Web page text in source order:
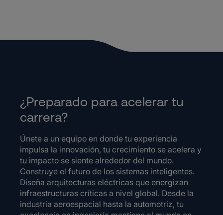
¿Preparado para acelerar tu
carrera?
Únete a un equipo en donde tu experiencia
impulsa la innovación, tu crecimiento se acelera y
tu impacto se siente alrededor del mundo.
Construye el futuro de los sistemas inteligentes.
Diseña arquitecturas eléctricas que energizan
infraestructuras críticas a nivel global. Desde la
industria aeroespacial hasta la automotriz, tu